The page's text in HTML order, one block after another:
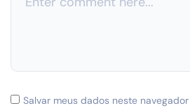
Salvar meus dados neste